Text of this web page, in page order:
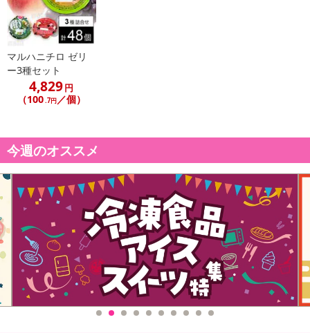
マルハニチロ ゼリ
ー3種セット
4,829円
（100.7円／個）
今週のオススメ